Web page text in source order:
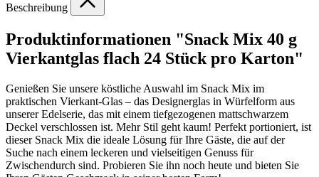
Beschreibung
Produktinformationen "Snack Mix 40 g
Vierkantglas flach 24 Stück pro Karton"
Genießen Sie unsere köstliche Auswahl im Snack Mix im
praktischen Vierkant-Glas – das Designerglas in Würfelform aus
unserer Edelserie, das mit einem tiefgezogenen mattschwarzem
Deckel verschlossen ist. Mehr Stil geht kaum! Perfekt portioniert, ist
dieser Snack Mix die ideale Lösung für Ihre Gäste, die auf der
Suche nach einem leckeren und vielseitigen Genuss für
Zwischendurch sind. Probieren Sie ihn noch heute und bieten Sie